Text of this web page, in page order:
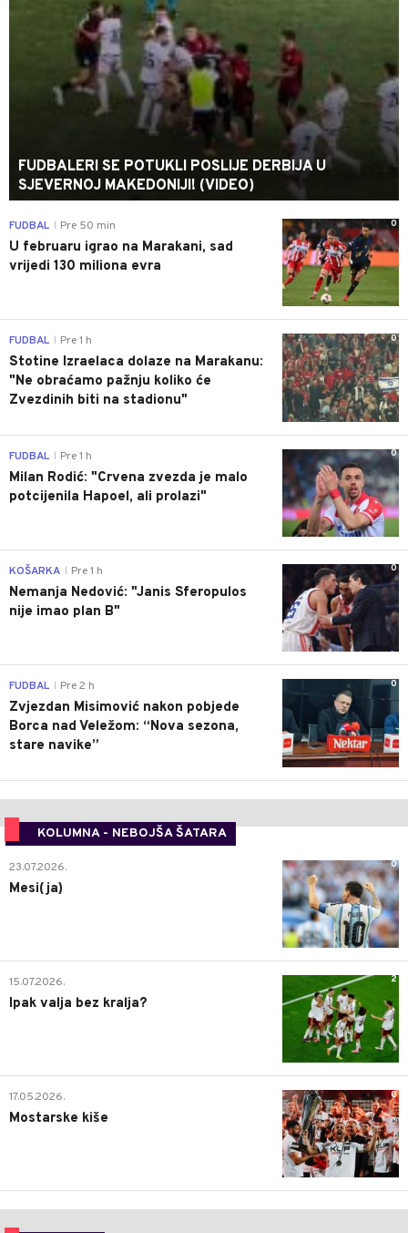
FUDBALERI SE POTUKLI POSLIJE DERBIJA U
SJEVERNOJ MAKEDONIJI! (VIDEO)
0
FUDBAL Pre 50 min
U februaru igrao na Marakani, sad
vrijedi 130 miliona evra
0
FUDBAL Pre 1 h
Stotine Izraelaca dolaze na Marakanu:
"Ne obraćamo pažnju koliko će
Zvezdinih biti na stadionu"
0
FUDBAL Pre 1 h
Milan Rodić: "Crvena zvezda je malo
potcijenila Hapoel, ali prolazi"
0
KOŠARKA Pre 1 h
Nemanja Nedović: "Janis Sferopulos
nije imao plan B"
0
FUDBAL Pre 2 h
Zvjezdan Misimović nakon pobjede
Borca nad Veležom: “Nova sezona,
stare navike”
KOLUMNA - NEBOJŠA ŠATARA
0
23.07.2026.
Mesi(ja)
2
15.07.2026.
Ipak valja bez kralja?
0
17.05.2026.
Mostarske kiše